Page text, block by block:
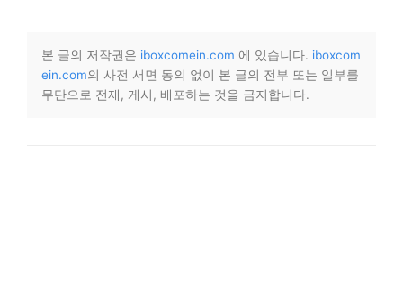
본 글의 저작권은 iboxcomein.com 에 있습니다. iboxcom
ein.com의 사전 서면 동의 없이 본 글의 전부 또는 일부를
무단으로 전재, 게시, 배포하는 것을 금지합니다.